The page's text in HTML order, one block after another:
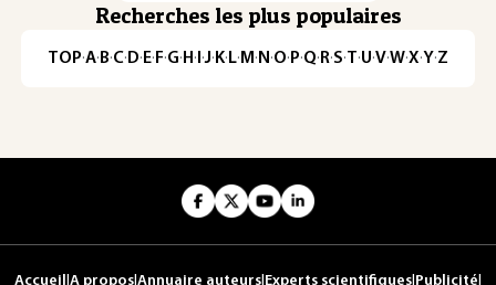
Recherches les plus populaires
TOP·A·B·C· D· E· F·G· H · ·J· K· L· M · N ·O· P·Q· R·S·T·U·V·W·X·Y·Z
Accueil A propos Annuaire auteurs Experts scientifiques Publicité